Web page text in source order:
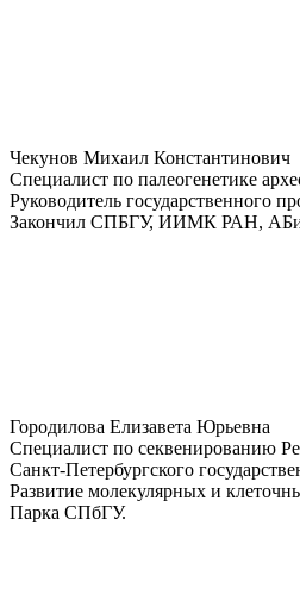
Чекунов Михаил Константинович
Специалист по палеогенетике
Руководитель государственного
Закончил СПБГУ, ИИМК РАН,
Городилова Елизавета Юрьевна
Специалист по секвенированию
Санкт-Петербургского
Развитие молекулярных и
Парка СПбГУ.